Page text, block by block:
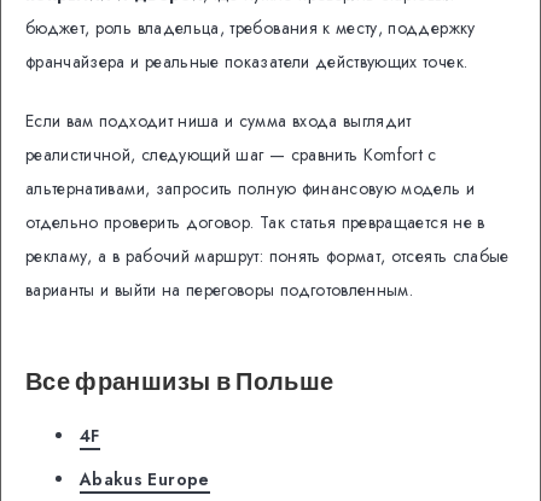
бюджет, роль владельца, требования к месту, поддержку
франчайзера и реальные показатели действующих точек.
Если вам подходит ниша и сумма входа выглядит
реалистичной, следующий шаг — сравнить Komfort с
альтернативами, запросить полную финансовую модель и
отдельно проверить договор. Так статья превращается не в
рекламу, а в рабочий маршрут: понять формат, отсеять слабые
варианты и выйти на переговоры подготовленным.
Все франшизы в Польше
4F
Abakus Europe